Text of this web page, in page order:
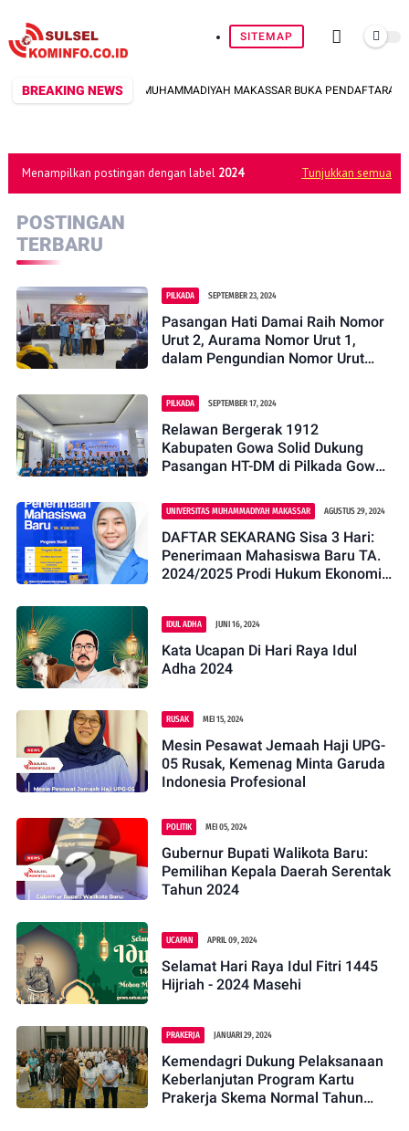
SITEMAP
BREAKING NEWS
UNIVERSITAS MUHAMMADIYAH MAKASSAR BUKA PENDAFTARAN
Menampilkan postingan dengan label 2024 Tunjukkan semua
POSTINGAN
TERBARU
PILKADA SEPTEMBER 23, 2024
Pasangan Hati Damai Raih Nomor
Urut 2, Aurama Nomor Urut 1,
dalam Pengundian Nomor Urut
PILKADA SEPTEMBER 17, 2024
Relawan Bergerak 1912
Kabupaten Gowa Solid Dukung
Pasangan HT-DM di Pilkada Gowa
UNIVERSITAS MUHAMMADIYAH MAKASSAR AGUSTUS 29, 2024
DAFTAR SEKARANG Sisa 3 Hari:
Penerimaan Mahasiswa Baru TA.
2024/2025 Prodi Hukum Ekonomi
Makassar
IDUL ADHA JUNI 16, 2024
Kata Ucapan Di Hari Raya Idul
Adha 2024
RUSAK MEI 15, 2024
Mesin Pesawat Jemaah Haji UPG-
05 Rusak, Kemenag Minta Garuda
Indonesia Profesional
POLITIK MEI 05, 2024
Gubernur Bupati Walikota Baru:
Pemilihan Kepala Daerah Serentak
Tahun 2024
UCAPAN APRIL 09, 2024
Selamat Hari Raya Idul Fitri 1445
Hijriah - 2024 Masehi
PRAKERJA JANUARI 29, 2024
Kemendagri Dukung Pelaksanaan
Keberlanjutan Program Kartu
Prakerja Skema Normal Tahun